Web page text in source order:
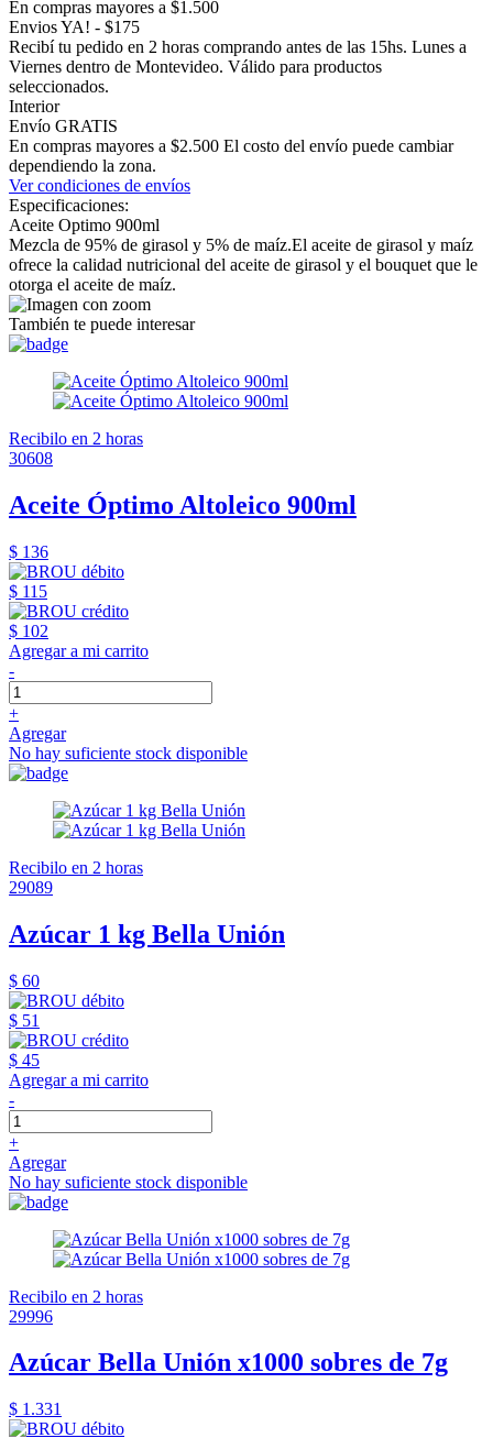
En compras mayores a $1.500
Envios YA! - $175
Recibí tu pedido en 2 horas comprando antes de las 15hs. Lunes a
Viernes dentro de Montevideo. Válido para productos
seleccionados.
Interior
Envío GRATIS
En compras mayores a $2.500 El costo del envío puede cambiar
dependiendo la zona.
Ver condiciones de envíos
Especificaciones:
Aceite Optimo 900ml
Mezcla de 95% de girasol y 5% de maíz.El aceite de girasol y maíz
ofrece la calidad nutricional del aceite de girasol y el bouquet que le
otorga el aceite de maíz.
También te puede interesar
Recibilo en 2 horas
30608
Aceite Óptimo Altoleico 900ml
$ 136
$ 115
$ 102
Agregar a mi carrito
-
+
Agregar
No hay suficiente stock disponible
Recibilo en 2 horas
29089
Azúcar 1 kg Bella Unión
$ 60
$ 51
$ 45
Agregar a mi carrito
-
+
Agregar
No hay suficiente stock disponible
Recibilo en 2 horas
29996
Azúcar Bella Unión x1000 sobres de 7g
$ 1.331